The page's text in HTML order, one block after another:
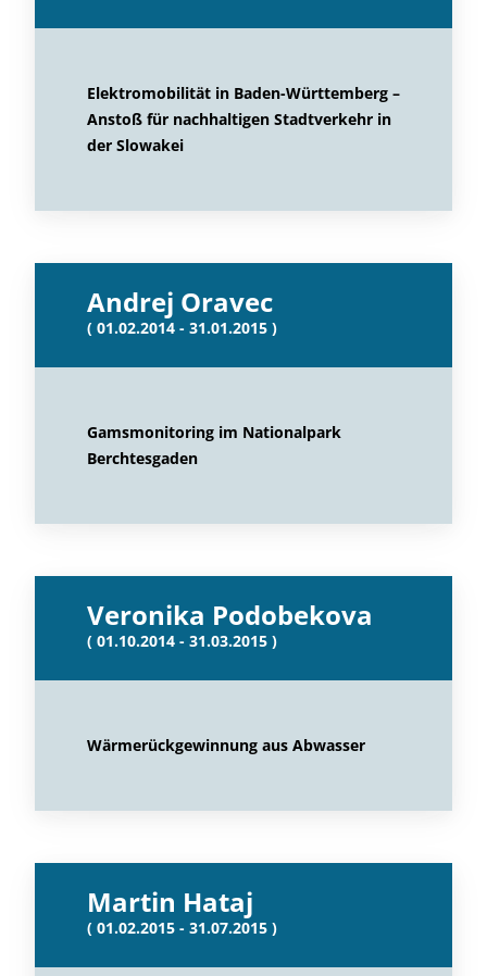
Elektromobilität in Baden-Württemberg –
Anstoß für nachhaltigen Stadtverkehr in
der Slowakei
Andrej Oravec
( 01.02.2014 - 31.01.2015 )
Gamsmonitoring im Nationalpark
Berchtesgaden
Veronika Podobekova
( 01.10.2014 - 31.03.2015 )
Wärmerückgewinnung aus Abwasser
Martin Hataj
( 01.02.2015 - 31.07.2015 )